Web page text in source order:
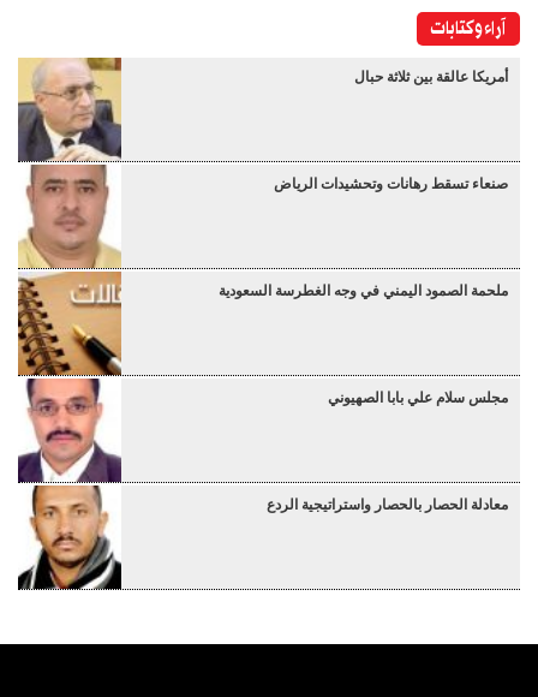
آراء وكتابات
أمريكا عالقة بين ثلاثة حبال
صنعاء تسقط رهانات وتحشيدات الرياض
ملحمة الصمود اليمني في وجه الغطرسة السعودية
مجلس سلام علي بابا الصهيوني
معادلة الحصار بالحصار واستراتيجية الردع